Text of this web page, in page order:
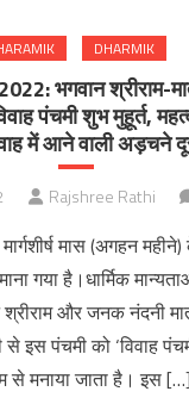
DHARMIK
भगवान श्रीराम-
पंचमी शुभ मुहूर्त,
में आने वाली अड़चने
Rajshree Rathi
मास (अगहन
गया है।धार्मिक
श्रीराम और जनक नंदनी
पंचमी को ‘विवाह
से मनाया जाता है। इस […]